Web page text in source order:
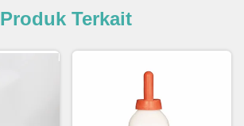
Produk Terkait